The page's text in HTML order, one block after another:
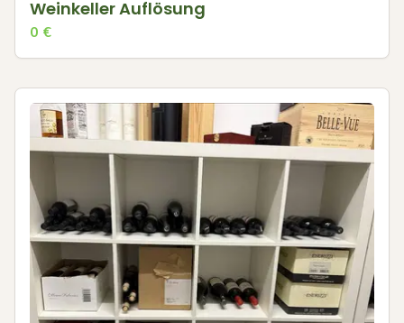
Weinkeller Auflösung
0 €